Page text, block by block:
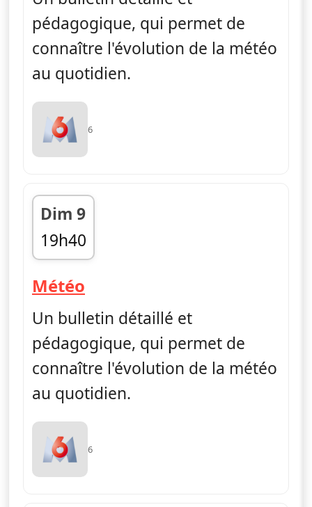
pédagogique, qui permet de
connaître l'évolution de la météo
au quotidien.
6
Dim 9
19h40
fin 19h45
Météo
Un bulletin détaillé et
pédagogique, qui permet de
connaître l'évolution de la météo
au quotidien.
6